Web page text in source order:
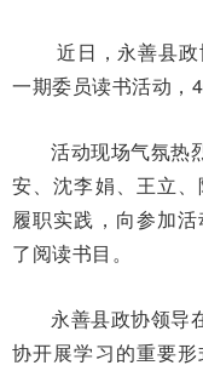
近日，永善县
一期委员读书活动，
活动现场气氛热
安、沈李娟、王立
履职实践，向参加
了阅读书目。
永善县政协领导
协开展学习的重要